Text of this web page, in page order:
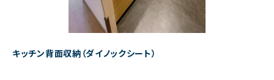
キッチン背面収納（ダイノックシート）